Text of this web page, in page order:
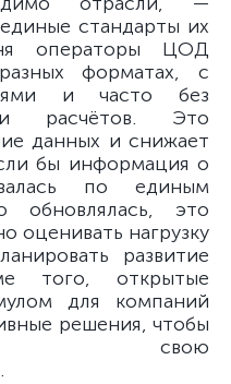
стандарты их
операторы ЦОД
форматах, с
и часто без
расчётов. Это
данных и снижает
бы информация о
по единым
обновлялась, это
оценивать нагрузку
развитие
того, открытые
для компаний
решения, чтобы
свою